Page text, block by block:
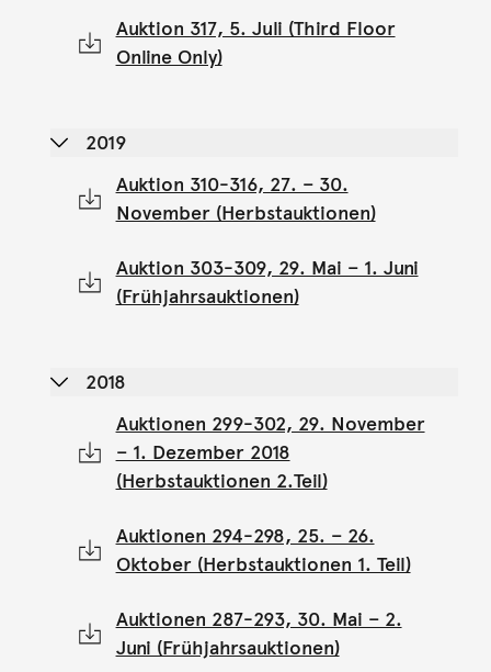
Auktion 317, 5. Juli (Third Floor
Online Only)
2019
Auktion 310-316, 27. – 30.
November (Herbstauktionen)
Auktion 303-309, 29. Mai – 1. Juni
(Frühjahrsauktionen)
2018
Auktionen 299-302, 29. November
– 1. Dezember 2018
(Herbstauktionen 2.Teil)
Auktionen 294-298, 25. – 26.
Oktober (Herbstauktionen 1. Teil)
Auktionen 287-293, 30. Mai – 2.
Juni (Frühjahrsauktionen)